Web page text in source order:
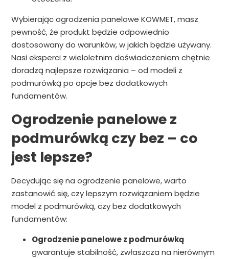
Wybierając ogrodzenia panelowe KOWMET, masz
pewność, że produkt będzie odpowiednio
dostosowany do warunków, w jakich będzie używany.
Nasi eksperci z wieloletnim doświadczeniem chętnie
doradzą najlepsze rozwiązania – od modeli z
podmurówką po opcje bez dodatkowych
fundamentów.
Ogrodzenie panelowe z
podmurówką czy bez – co
jest lepsze?
Decydując się na ogrodzenie panelowe, warto
zastanowić się, czy lepszym rozwiązaniem będzie
model z podmurówką, czy bez dodatkowych
fundamentów:
Ogrodzenie panelowe z podmurówką
gwarantuje stabilność, zwłaszcza na nierównym